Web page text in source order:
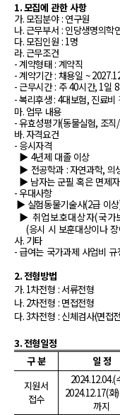
1.모집에 관한 사항
가. 모집분야 : 연구원
나. 근무부서 : 인당생명의학
다. 모집인원 : 1명
라. 근무조건
-계약형태 : 계약직
-계약기간: 채용일 ~
- 근무시간: 주40시간, 1일8
-복리후생: 4대보험, 진료비
마. 업무 내용
-유효성평가(동물실험, 조직/
바.자격요건
- 응시자격
▶ 4년제 대졸 이상
▶ 전공학과 :자연과학, 의
▶ 남자는 군필 혹은 면제자
- 우대사항
▶ 실험동물기술사(2급 이상
▶ 취업보호대상자(국가
(응시 시 보훈대상이나
사. 기타
- 급여는 국가과제 사업비
2.전형방법
가. 1차전형 :서류전형
나. 2차전형 : 면접전형
다. 3차전형 : 신체검사(면접
3.전형일정
구 분
일 정
지원서
접수
2024.12.04.(
2024.12.17(화
까지